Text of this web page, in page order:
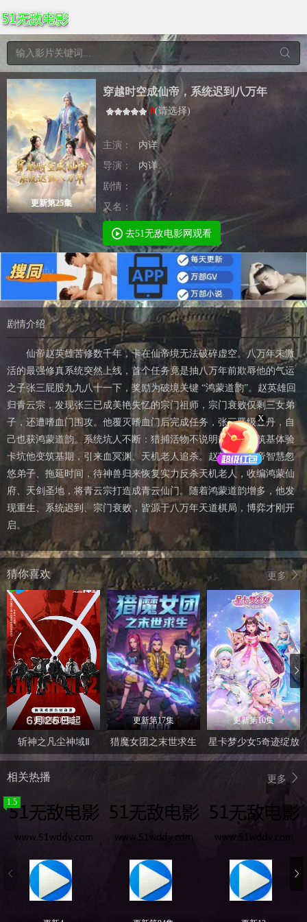
更新第25集
穿越时空成仙帝，系统迟到八万年
0(请选择)
主演：
内详
导演：
内详
剧情：
又名：
去51无敌电影网观看
剧情介绍
仙帝赵英雄苦修数千年，卡在仙帝境无法破碎虚空。八万年未激
活的最强修真系统突然上线，首个任务竟是抽八万年前欺辱他的气运
之子张三屁股九九八十一下，奖励为破境关键 “鸿蒙道韵”。赵英雄回
归青云宗，发现张三已成美艳失忆的宗门祖师，宗门衰败仅剩三女弟
子，还遭嗜血门围攻。他覆灭嗜血门后完成任务，张三晋级金丹，自
己也获鸿蒙道韵。系统坑人不断：猎捕活物不说明规则、发筑基体验
卡坑他变筑基期，引来血冥渊、天机老人追杀。赵英雄靠仙帝智慧忽
悠弟子、拖延时间，待神兽归来恢复实力反杀天机老人，收编鸿蒙仙
府、天剑圣地，将青云宗打造成青云仙门。随着鸿蒙道韵增多，他发
现重生、系统迟到、宗门衰败，皆源于八万年天道棋局，博弈才刚开
启。
更多
猜你喜欢
更新第09集
斩神之凡尘神域Ⅱ
更新第17集
猎魔女团之末世求生
更新第10集
星卡梦少女5奇迹绽放
更多
相关热播
1.5
X